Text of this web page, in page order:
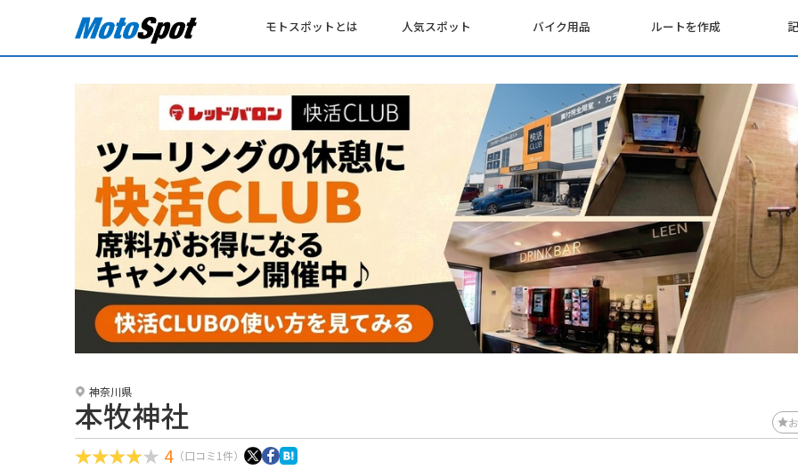
モトスポットとは 人気スポット バイク用品 ルートを作成
神奈川県
本牧神社
4 （口コミ1件）